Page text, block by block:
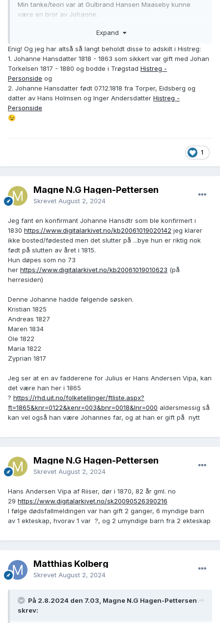
Min tanke/teori var at Gulbrand Hansen Maaseby kunne
være en bror av Johanne.
Gulbrand Hansen var vel Hans Bergersen, og jeg har ikke
klart å finne en datter med navn Johanne.
Det var en del som bodde på Maaseby, det finnes mange
Hansen, og i Trøgstad var det flere som het Gulbrand ...
(Akkurat som Sophie). Derfor kan det være et feilspor (selv
om tanken var god).
Det er mulig vi har surret oss inn i fadderkombinasjoner og
Det er ikke så mange aktuelle Johanne-er fra Trøgstad med
Expand
Enig! Og jeg har altså så langt beholdt disse to adskilt i Histreg:
1. Johanne Hansdatter 1818 - 1863 som sikkert var gift med Johan
Torkelsen 1817 - 1880 og bodde i Trøgstad Histreg -
Personside og
2. Johanne Hansdatter født 07.12.1818 fra Torper, Eidsberg og
datter av Hans Holmsen og Inger Andersdatter Histreg -
Personside
😉
1
Magne N.G Hagen-Pettersen
Skrevet August 2, 2024
Jeg fant en konfirmant Johanne Hansdtr som ble konfirmert i
1830 https://www.digitalarkivet.no/kb20061019020142 jeg klarer
ikke bosted/fødested men det slutter på ...bye hun er riktig nok
født på slutten av året i 1815.
Hun døpes som no 73
her https://www.digitalarkivet.no/kb20061019010623 (på
herresiden)
Denne Johanne hadde følgende søsken.
Kristian 1825
Andreas 1827
Maren 1834
Ole 1822
Maria 1822
Zyprian 1817
Jeg ser at en av fadderene for Julius er Hans Andersen Vipa, kan
det være han her i 1865
? https://rhd.uit.no/folketellinger/ftliste.aspx?
ft=1865&knr=0122&kenr=003&bnr=0018&lnr=000 aldersmessig så
kan vel også han være Johannes far, og at han er gift på nytt
Magne N.G Hagen-Pettersen
Skrevet August 2, 2024
Hans Andersen Vipa af Riiser, dør i 1870, 82 år gml. no
29 https://www.digitalarkivet.no/sk20090526390216
I følge dødsfallmeldingen var han gift 2 ganger, 6 myndige barn
av 1 ekteskap, hvorav 1 var ?, og 2 umyndige barn fra 2 ekteskap
Matthias Kolberg
Skrevet August 2, 2024
På 2.8.2024 den 7.03, Magne N.G Hagen-Pettersen
skrev: